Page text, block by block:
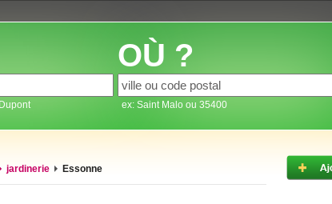
OÙ ?
ex: Saint Malo ou 35400
jardinerie Essonne